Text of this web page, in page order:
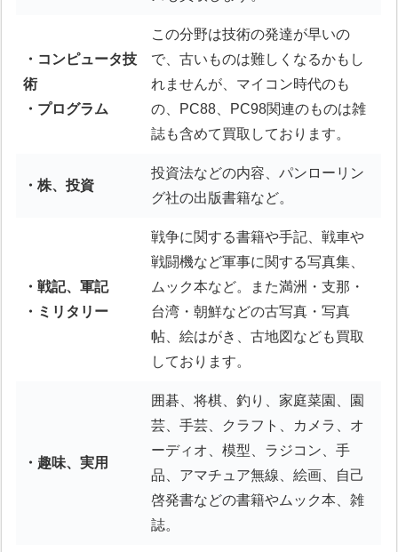
・コンピュータ技
術
・プログラム
この分野は技術の発達が早いの
で、古いものは難しくなるかもし
れませんが、マイコン時代のも
の、PC88、PC98関連のものは雑
誌も含めて買取しております。
・株、投資
投資法などの内容、パンローリン
グ社の出版書籍など。
・戦記、軍記
・ミリタリー
戦争に関する書籍や手記、戦車や
戦闘機など軍事に関する写真集、
ムック本など。また満洲・支那・
台湾・朝鮮などの古写真・写真
帖、絵はがき、古地図なども買取
しております。
・趣味、実用
囲碁、将棋、釣り、家庭菜園、園
芸、手芸、クラフト、カメラ、オ
ーディオ、模型、ラジコン、手
品、アマチュア無線、絵画、自己
啓発書などの書籍やムック本、雑
誌。